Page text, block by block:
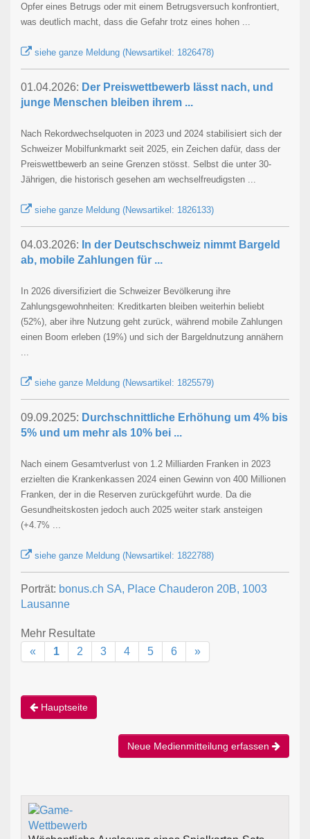
Opfer eines Betrugs oder mit einem Betrugsversuch konfrontiert,
was deutlich macht, dass die Gefahr trotz eines hohen ...
siehe ganze Meldung (Newsartikel: 1826478)
01.04.2026: Der Preiswettbewerb lässt nach, und
junge Menschen bleiben ihrem ...
Nach Rekordwechselquoten in 2023 und 2024 stabilisiert sich der
Schweizer Mobilfunkmarkt seit 2025, ein Zeichen dafür, dass der
Preiswettbewerb an seine Grenzen stösst. Selbst die unter 30-
Jährigen, die historisch gesehen am wechselfreudigsten ...
siehe ganze Meldung (Newsartikel: 1826133)
04.03.2026: In der Deutschschweiz nimmt Bargeld
ab, mobile Zahlungen für ...
In 2026 diversifiziert die Schweizer Bevölkerung ihre
Zahlungsgewohnheiten: Kreditkarten bleiben weiterhin beliebt
(52%), aber ihre Nutzung geht zurück, während mobile Zahlungen
einen Boom erleben (19%) und sich der Bargeldnutzung annähern
siehe ganze Meldung (Newsartikel: 1825579)
09.09.2025: Durchschnittliche Erhöhung um 4% bis
5% und um mehr als 10% bei ...
Nach einem Gesamtverlust von 1.2 Milliarden Franken in 2023
erzielten die Krankenkassen 2024 einen Gewinn von 400 Millionen
Franken, der in die Reserven zurückgeführt wurde. Da die
Gesundheitskosten jedoch auch 2025 weiter stark ansteigen
(+4.7% ...
siehe ganze Meldung (Newsartikel: 1822788)
Porträt: bonus.ch SA, Place Chauderon 20B, 1003
Lausanne
Mehr Resultate
«
1 2 3 4 5 6 »
Hauptseite
Neue Medienmitteilung erfassen